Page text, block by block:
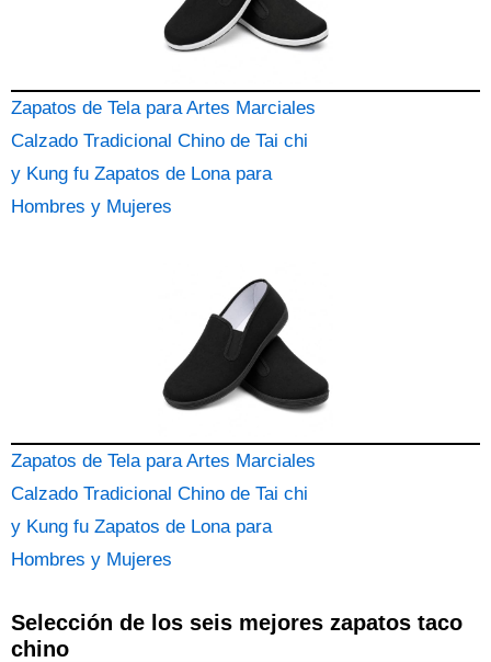
Zapatos de Tela para Artes Marciales
Calzado Tradicional Chino de Tai chi
y Kung fu Zapatos de Lona para
Hombres y Mujeres
Zapatos de Tela para Artes Marciales
Calzado Tradicional Chino de Tai chi
y Kung fu Zapatos de Lona para
Hombres y Mujeres
Selección de los seis mejores zapatos taco
chino